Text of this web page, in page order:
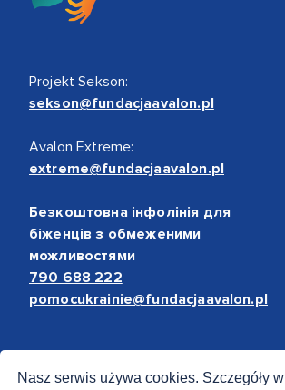
Nasz serwis używa cookies. Szczegóły w
Projekt Sekson:
sekson@fundacjaavalon.pl
Avalon Extreme:
extreme@fundacjaavalon.pl
Безкоштовна інфолінія для
біженців з обмеженими
можливостями
790 688 222
pomocukrainie@fundacjaavalon.pl
Bezpieczne płatności